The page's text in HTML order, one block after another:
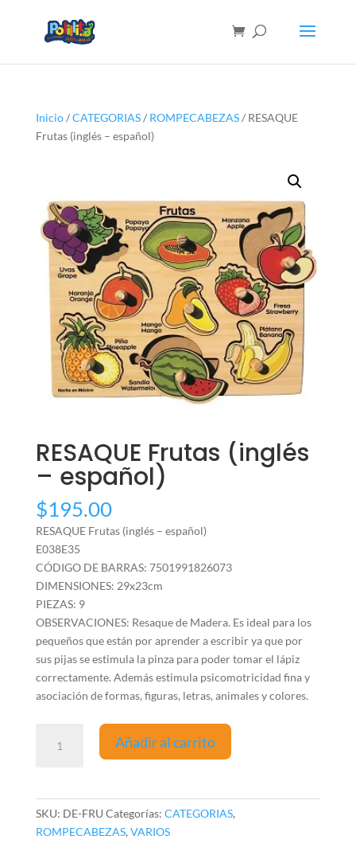
Inicio/CATEGORIAS/ ROMPECABEZAS/ RESAQUE
Frutas (inglés – español)
RESAQUE Frutas (inglés
– español)
$195.00
RESAQUE Frutas (inglés – español)
E038E35
CÓDIGO DE BARRAS: 7501991826073
DIMENSIONES: 29x23cm
PIEZAS: 9
OBSERVACIONES: Resaque de Madera. Es ideal para los
pequeños que están por aprender a escribir ya que por
sus pijas se estimula la pinza para poder tomar el lápiz
correctamente. Además estimula psicomotricidad fina y
asociación de formas, figuras, letras, animales y colores.
Frutas
Añadir al carrito
SKU: DE-FRU Categorías: CATEGORIAS,
ROMPECABEZAS, VARIOS